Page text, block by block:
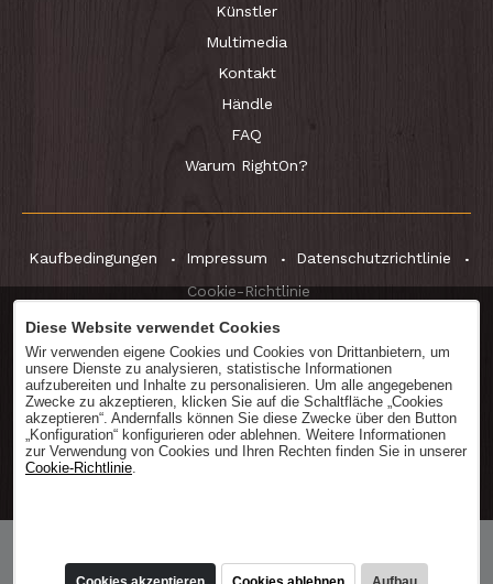
Künstler
Multimedia
Kontakt
Händle
FAQ
Warum RightOn?
Kaufbedingungen Impressum
Datenschutzrichtlinie
Cookie-Richtlinie
Katalogherunterladen
Diese Website verwendet Cookies
Wir verwenden eigene Cookies und Cookies von Drittanbietern, um
unsere Dienste zu analysieren, statistische Informationen
aufzubereiten und Inhalte zu personalisieren. Um alle angegebenen
Zwecke zu akzeptieren, klicken Sie auf die Schaltfläche „Cookies
akzeptieren“. Andernfalls können Sie diese Zwecke über den Button
„Konfiguration“ konfigurieren oder ablehnen. Weitere Informationen
zur Verwendung von Cookies und Ihren Rechten finden Sie in unserer
Cookie-Richtlinie.